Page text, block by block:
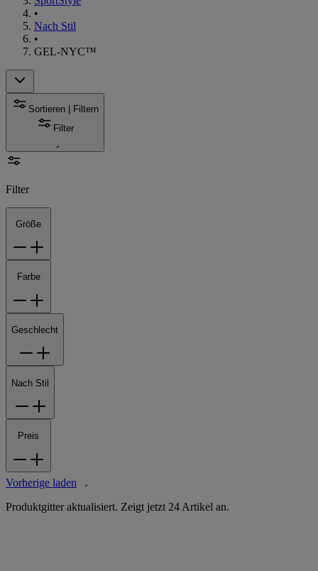
•
Nach Stil
•
GEL-NYC™
Sortieren | Filtern
Filter
Filter
Größe
Farbe
Geschlecht
Nach Stil
Preis
Vorherige laden
Produktgitter aktualisiert. Zeigt jetzt 24 Artikel an.